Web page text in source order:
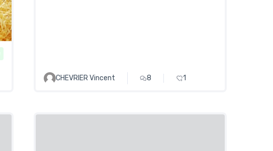
CHEVRIER Vincent 8 1